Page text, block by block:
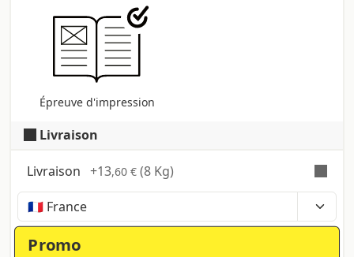
Épreuve d'impression
Livraison
Livraison +13,60 € (8 Kg)
Temps, coûts et taxes peuvent varier selon la
région et les produits contenus dans le panier
Promo